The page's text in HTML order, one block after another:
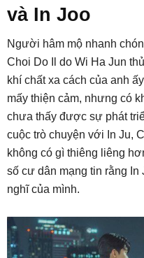
và In Joo
Người hâm mộ nhanh
Choi Do Il do Wi Ha Jun
khí chất xa cách của anh
mấy thiện cảm, nhưng có
chưa thấy được sự phát
cuộc trò chuyện với In Ju,
không có gì thiêng liêng
số cư dân mạng tin rằng In
nghĩ của mình.